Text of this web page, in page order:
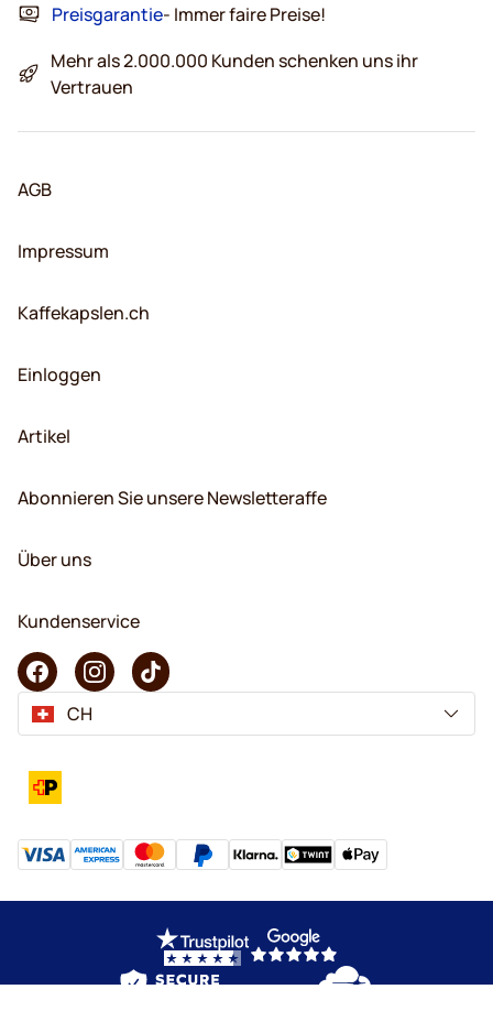
Preisgarantie- Immer faire Preise!
Mehr als 2.000.000 Kunden schenken uns ihr
Vertrauen
AGB
Impressum
Kaffekapslen.ch
Einloggen
Artikel
Abonnieren Sie unsere Newsletteraffe
Über uns
Kundenservice
CH